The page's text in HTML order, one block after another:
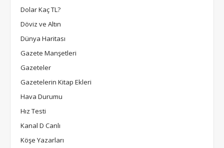
Dolar Kaç TL?
Döviz ve Altın
Dünya Haritası
Gazete Manşetleri
Gazeteler
Gazetelerin Kitap Ekleri
Hava Durumu
Hız Testi
Kanal D Canlı
Köşe Yazarları